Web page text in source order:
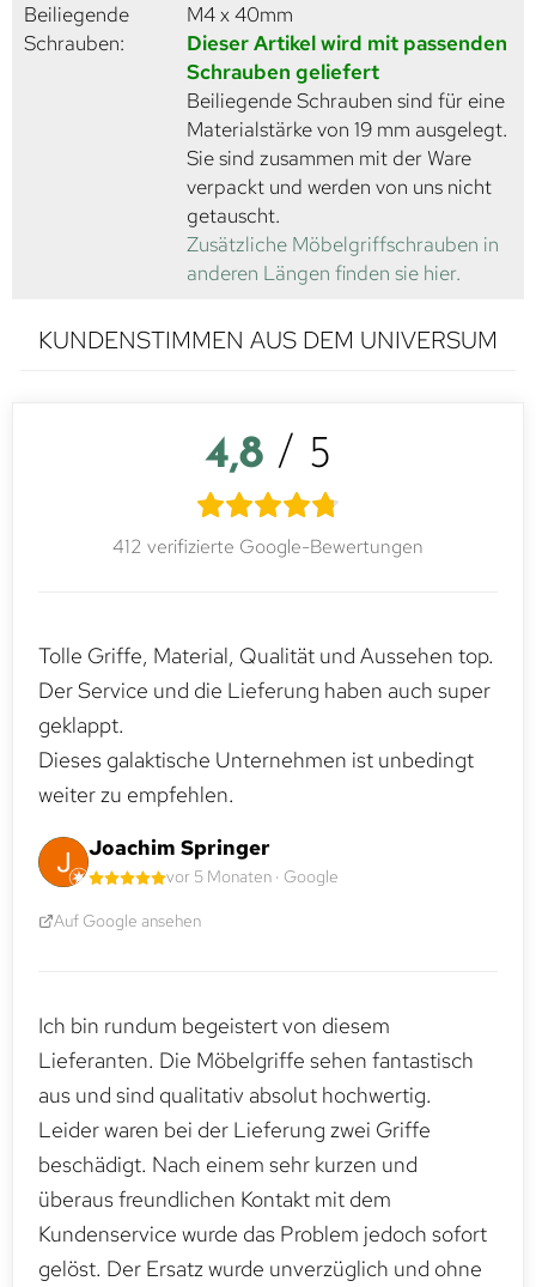
Beiliegende
Schrauben:
M4 x 40mm
Dieser Artikel wird mit passenden
Schrauben geliefert
Beiliegende Schrauben sind für eine
Materialstärke von 19 mm ausgelegt.
Sie sind zusammen mit der Ware
verpackt und werden von uns nicht
getauscht.
Zusätzliche Möbelgriffschrauben in
anderen Längen finden sie hier.
KUNDENSTIMMEN AUS DEM UNIVERSUM
4,8 / 5
412 verifizierte Google-Bewertungen
Tolle Griffe, Material, Qualität und Aussehen top.
Der Service und die Lieferung haben auch super
geklappt.
Dieses galaktische Unternehmen ist unbedingt
weiter zu empfehlen.
Joachim Springer
vor 5 Monaten · Google
Auf Google ansehen
Ich bin rundum begeistert von diesem
Lieferanten. Die Möbelgriffe sehen fantastisch
aus und sind qualitativ absolut hochwertig.
Leider waren bei der Lieferung zwei Griffe
beschädigt. Nach einem sehr kurzen und
überaus freundlichen Kontakt mit dem
Kundenservice wurde das Problem jedoch sofort
gelöst. Der Ersatz wurde unverzüglich und ohne